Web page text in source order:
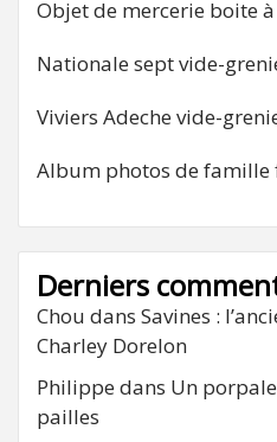
Objet de mercerie boite
Nationale sept vide-
Viviers Adeche vide-
Album photos de famille
Derniers
Chou dans Savines :
Charley Dorelon
Philippe dans Un
pailles